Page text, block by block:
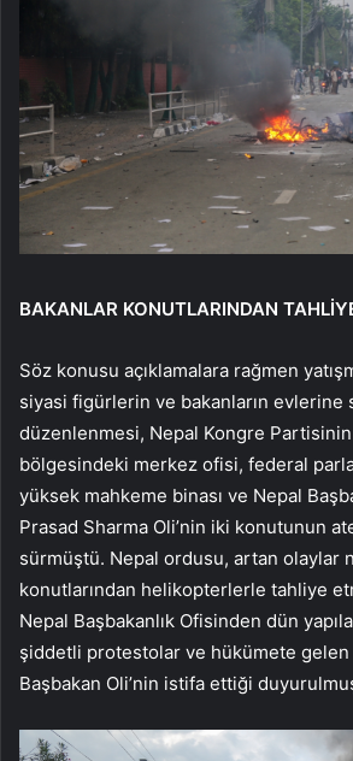
BAKANLAR KONUTLARINDAN
Söz konusu açıklamalara rağmen
siyasi figürlerin ve bakanların evlerine
düzenlenmesi, Nepal Kongre
bölgesindeki merkez ofisi, federal
yüksek mahkeme binası ve Nepal
Prasad Sharma Oli’nin iki konutunun
sürmüştü. Nepal ordusu, artan olaylar
konutlarından helikopterlerle tahliye
Nepal Başbakanlık Ofisinden dün
şiddetli protestolar ve hükümete gelen
Başbakan Oli’nin istifa ettiği